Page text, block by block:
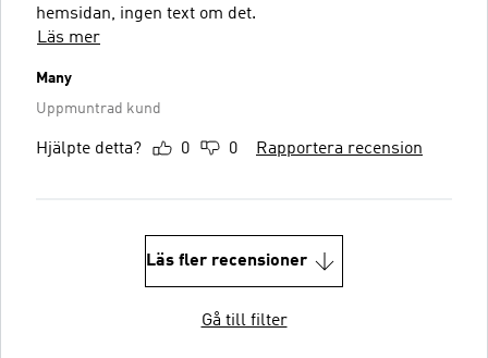
hemsidan, ingen text om det.
Läs mer
Many
Uppmuntrad kund
Hjälpte detta? 0 0 Rapportera recension
Läs fler recensioner
Gå till filter